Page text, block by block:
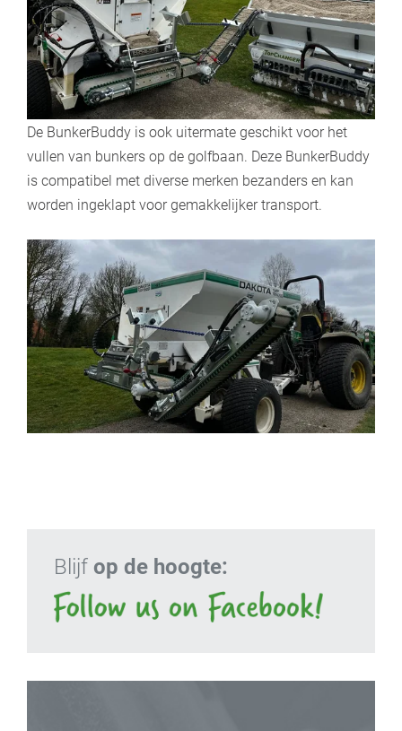
De BunkerBuddy is ook uitermate geschikt voor het
vullen van bunkers op de golfbaan. Deze BunkerBuddy
is compatibel met diverse merken bezanders en kan
worden ingeklapt voor gemakkelijker transport.
Blijf op de hoogte: